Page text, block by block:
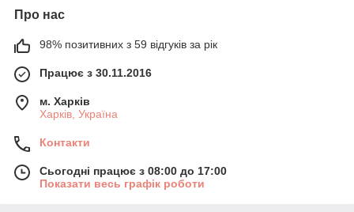
Про нас
98% позитивних з 59 відгуків за рік
Працює з 30.11.2016
м. Харків
Харків, Україна
Контакти
Сьогодні працює з 08:00 до 17:00
Показати весь графік роботи